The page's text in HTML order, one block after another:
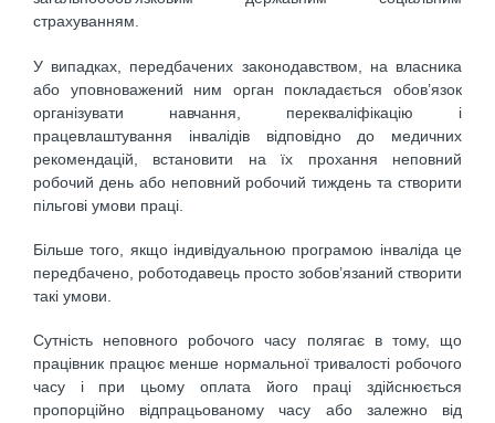
страхуванням.
У випадках, передбачених законодавством, на власника
або уповноважений ним орган покладається обов’язок
організувати навчання, перекваліфікацію і
працевлаштування інвалідів відповідно до медичних
рекомендацій, встановити на їх прохання неповний
робочий день або неповний робочий тиждень та створити
пільгові умови праці.
Більше того, якщо індивідуальною програмою інваліда це
передбачено, роботодавець просто зобов’язаний створити
такі умови.
Сутність неповного робочого часу полягає в тому, що
працівник працює менше нормальної тривалості робочого
часу і при цьому оплата його праці здійснюється
пропорційно відпрацьованому часу або залежно від